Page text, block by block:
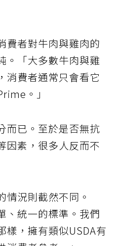
費者對牛肉與雞肉的
。「大多數牛肉與雞
消費者通常只會看它
。」
而已。至於是否無抗
因素，很多人反而不
情況則截然不同。
、統一的標準。我們
樣，擁有類似USDA有